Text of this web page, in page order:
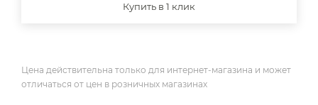
Купить в 1 клик
Цена действительна только для интернет-магазина и может
отличаться от цен в розничных магазинах